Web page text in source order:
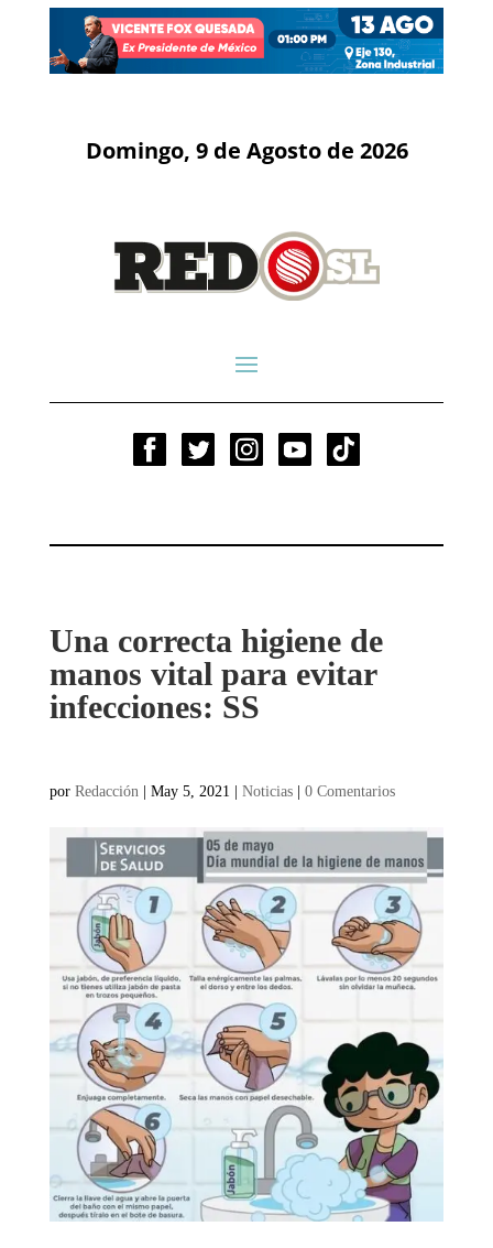
Domingo, 9 de Agosto de 2026
Una correcta higiene de
manos vital para evitar
infecciones: SS
por Redacción | May 5, 2021 | Noticias| 0 Comentarios